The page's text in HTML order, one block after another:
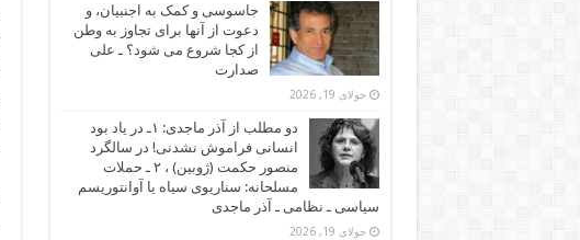
جاسوسی و کمک به اجنبیان، و
دعوت از آنها برای تجاوز به وطن
از کجا شروع می شود؟ ـ علی
صدارت
جولای 19, 2026
دو مطلب از آذر ماجدی: ۱ـ در یاد بود
انسانی فراموش نشدنی! در سالگرد
منصور حکمت (ژوبین) ، ۲ ـ حملات
مسلحانه: سناریوی سیاه یا آوانتوریسم
سیاسی ـ نظامی ـ آذر ماجدی
جولای 19, 2026